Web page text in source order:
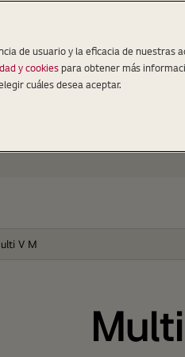
V M
de usuario y la eficacia de nuestras
y cookiespara obtener más
cuáles desea aceptar.